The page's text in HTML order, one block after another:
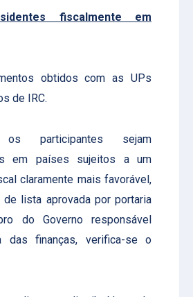
fiscalmente em
obtidos com as UPs
de IRC.
os participantes sejam
em países sujeitos a um
claramente mais favorável,
de lista aprovada por portaria
do Governo responsável
das finanças, verifica-se o